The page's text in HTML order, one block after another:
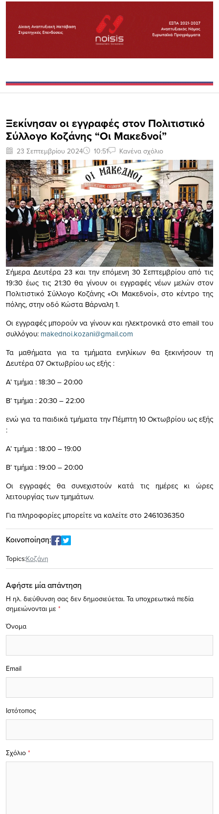
Ξεκίνησαν οι εγγραφές στον Πολιτιστικό
Σύλλογο Κοζάνης “Οι Μακεδνοί”
23 Σεπτεμβρίου 2024 10:51 Κανένα σχόλιο
Σήμερα Δευτέρα 23 και την επόμενη 30 Σεπτεμβρίου από τις
19:30 έως τις 21:30 θα γίνουν οι εγγραφές νέων μελών στον
Πολιτιστικό Σύλλογο Κοζάνης «Οι Μακεδνοί», στο κέντρο της
πόλης, στην οδό Κώστα Βάρναλη 1.
Οι εγγραφές μπορούν να γίνουν και ηλεκτρονικά στο email του
συλλόγου: makednoi.kozani@gmail.com
Τα μαθήματα για τα τμήματα ενηλίκων θα ξεκινήσουν τη
Δευτέρα 07 Οκτωβρίου ως εξής :
Α’ τμήμα : 18:30 – 20:00
Β’ τμήμα : 20:30 – 22:00
ενώ για τα παιδικά τμήματα την Πέμπτη 10 Οκτωβρίου ως εξής
:
Α’ τμήμα : 18:00 – 19:00
Β’ τμήμα : 19:00 – 20:00
Οι εγγραφές θα συνεχιστούν κατά τις ημέρες κι ώρες
λειτουργίας των τμημάτων.
Για πληροφορίες μπορείτε να καλείτε στο 2461036350
Κοινοποίηση:
Topics:Κοζάνη
Αφήστε μία απάντηση
Η ηλ. διεύθυνση σας δεν δημοσιεύεται. Τα υποχρεωτικά πεδία
σημειώνονται με *
Σχόλιο *
Όνομα
Email
Ιστότοπος